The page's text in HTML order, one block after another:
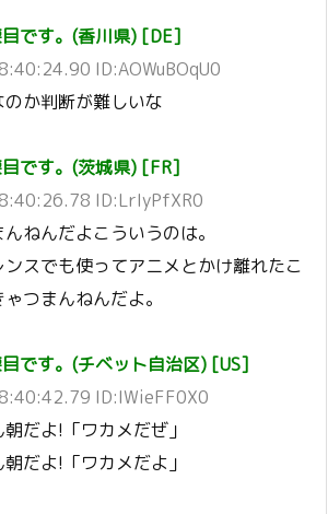
です。(香川県) [DE]
ID:AOWuBOqU0
か判断が難しいな
です。(茨城県) [FR]
ID:LrIyPfXR0
ねんだよこういうのは。
スでも使ってアニメとかけ離れたこ
つまんねんだよ。
です。(チベット自治区) [US]
ID:IWieFF0X0
だよ!「ワカメだぜ」
だよ!「ワカメだよ」